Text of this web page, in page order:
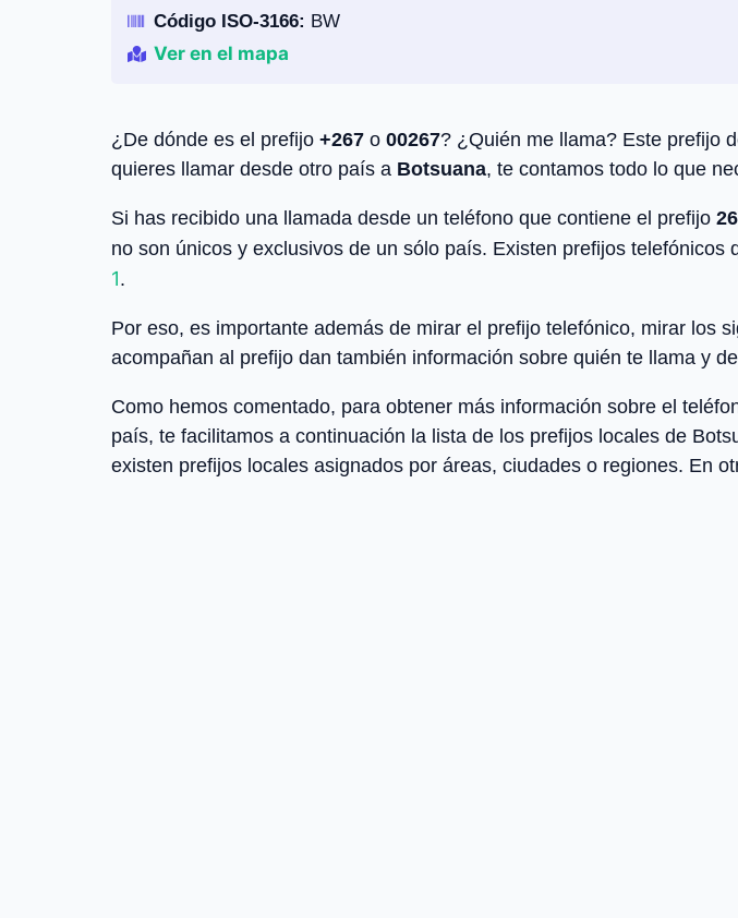
Código ISO-3166: BW
Ver en el mapa
¿De dónde es el prefijo +267 o 00267? ¿Quién me llama? Este prefijo
quieres llamar desde otro país a Botsuana, te contamos todo lo que
Si has recibido una llamada desde un teléfono que contiene el prefijo
no son únicos y exclusivos de un sólo país. Existen prefijos
1.
Por eso, es importante además de mirar el prefijo telefónico, mirar los
acompañan al prefijo dan también información sobre quién te llama y
Como hemos comentado, para obtener más información sobre el
país, te facilitamos a continuación la lista de los prefijos locales de
existen prefijos locales asignados por áreas, ciudades o regiones. En